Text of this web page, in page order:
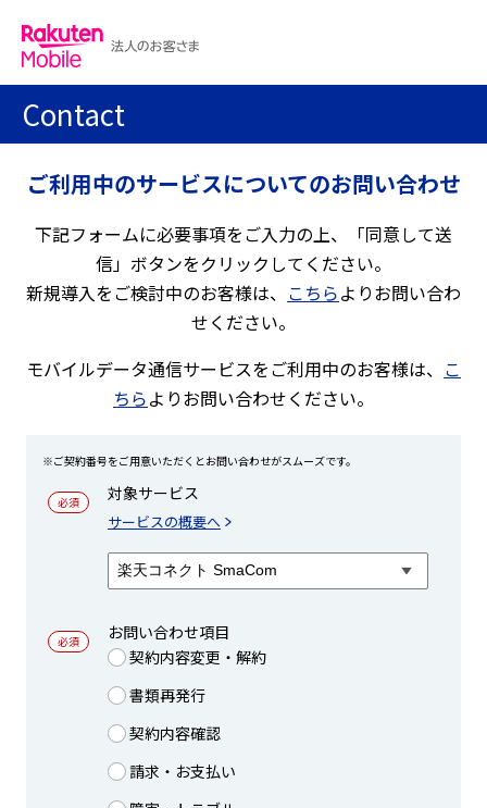
Contact
ご利用中のサービスについてのお問い合わせ
下記フォームに必要事項をご入力の上、「同意して送
信」ボタンをクリックしてください。
新規導入をご検討中のお客様は、 こちらよりお問い合わ
せください。
モバイルデータ通信サービスをご利用中のお客様は、 こ
ちらよりお問い合わせください。
※ご契約番号をご用意いただくとお問い合わせがスムーズです。
対象サービス
サービスの概要へ
お問い合わせ項目
契約内容変更・解約
書類再発行
契約内容確認
請求・お支払い